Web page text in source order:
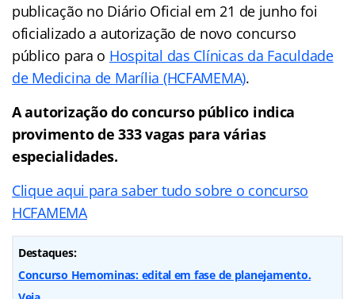
publicação no Diário Oficial em 21 de junho foi
oficializado a autorização de novo concurso
público para o Hospital das Clínicas da Faculdade
de Medicina de Marília (HCFAMEMA).
A autorização do concurso público indica
provimento de 333 vagas para várias
especialidades.
Clique aqui para saber tudo sobre o concurso
HCFAMEMA
Destaques:
Concurso Hemominas: edital em fase de planejamento.